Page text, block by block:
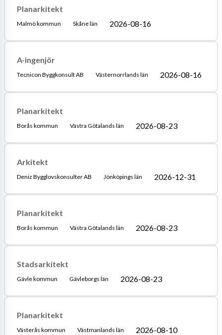
Planarkitekt
Malmö kommun Skåne län 2026-08-16
A-ingenjör
Tecnicon Byggkonsult AB Västernorrlands län 2026-08-16
Planarkitekt
Borås kommun Västra Götalands län 2026-08-23
Arkitekt
Deniz Bygglovskonsulter AB Jönköpings län 2026-12-31
Planarkitekt
Borås kommun Västra Götalands län 2026-08-23
Stadsarkitekt
Gävle kommun Gävleborgs län 2026-08-23
Planarkitekt
Västerås kommun Västmanlands län 2026-08-10